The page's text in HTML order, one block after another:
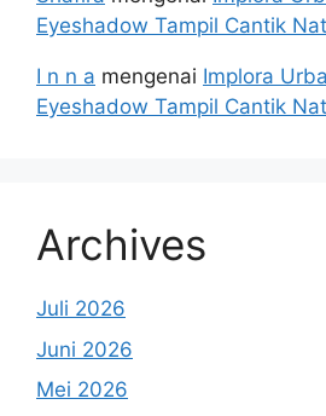
Eyeshadow Tampil Cantik
I n n a mengenai Implora
Eyeshadow Tampil Cantik
Archives
Juli 2026
Juni 2026
Mei 2026